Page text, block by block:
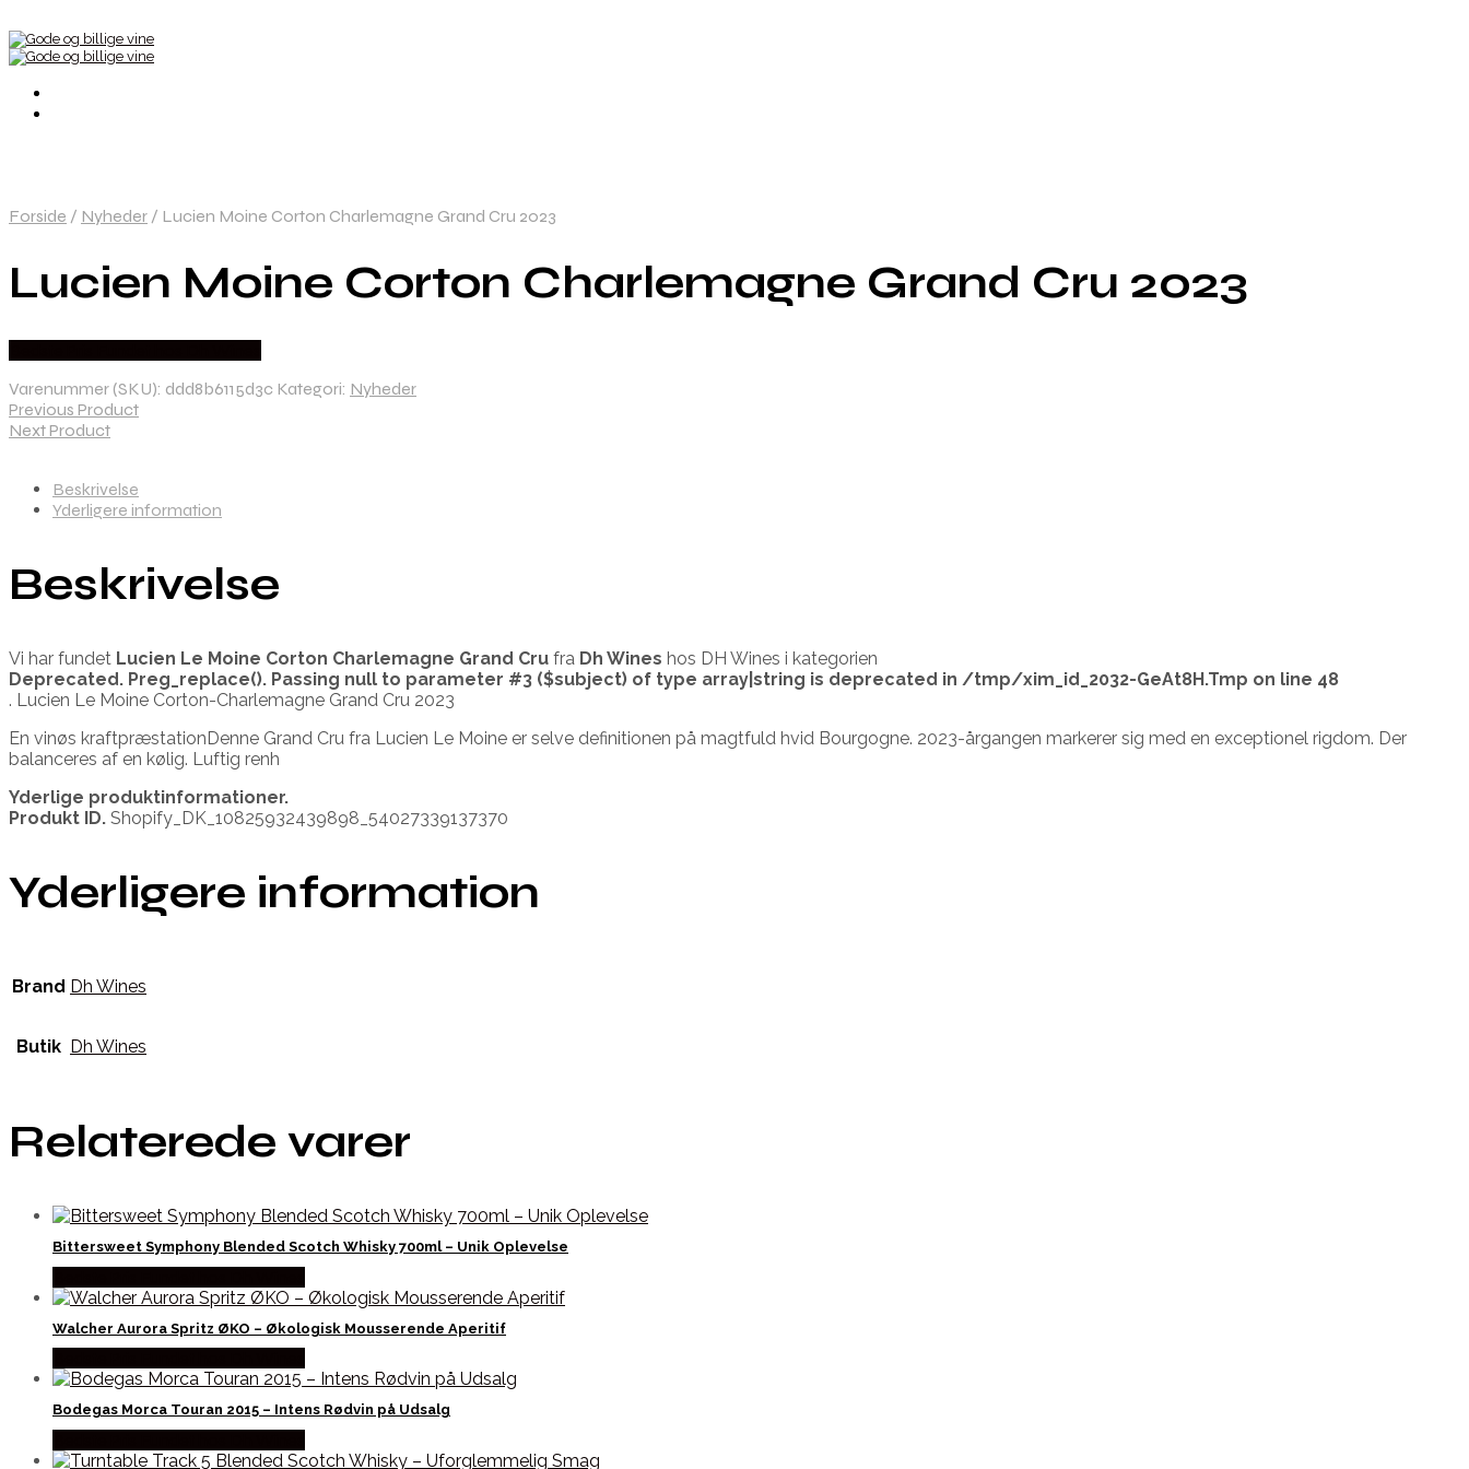
Forside / Nyheder / Lucien Moine Corton Charlemagne Grand Cru 2023
Lucien Moine Corton Charlemagne Grand Cru 2023
Varenummer (SKU): ddd8b6115d3c Kategori: Nyheder
Previous Product
Next Product
Beskrivelse
Yderligere information
Beskrivelse
Vi har fundet Lucien Le Moine Corton Charlemagne Grand Cru fra Dh Wines hos DH Wines i kategorien
Deprecated. Preg_replace(). Passing null to parameter #3 ($subject) of type array|string is deprecated in /tmp/xim_id_2032-GeAt8H.Tmp on line 48
. Lucien Le Moine Corton-Charlemagne Grand Cru 2023
En vinøs kraftpræstationDenne Grand Cru fra Lucien Le Moine er selve definitionen på magtfuld hvid Bourgogne. 2023-årgangen markerer sig med en exceptionel rigdom. Der
balanceres af en kølig. Luftig renh
Yderlige produktinformationer.
Produkt ID. Shopify_DK_10825932439898_54027339137370
Yderligere information
Brand Dh Wines
Butik Dh Wines
Relaterede varer
Bittersweet Symphony Blended Scotch Whisky 700ml – Unik Oplevelse
Walcher Aurora Spritz ØKO – Økologisk Mousserende Aperitif
Bodegas Morca Touran 2015 – Intens Rødvin på Udsalg